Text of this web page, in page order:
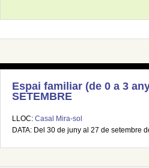
Espai familiar (de 0 a 3
SETEMBRE
LLOC: Casal Mira-sol
DATA: Del 30 de juny al 27 de setembre